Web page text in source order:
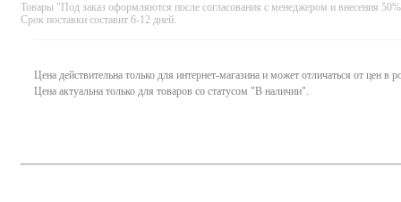
Товары "Под заказ оформляются после согласования с менеджером и внесения
Срок поставки составит 6-12 дней.
Цена действительна только для интернет-магазина и может отличаться от цен в
Цена актуальна только для товаров со статусом "В наличии".